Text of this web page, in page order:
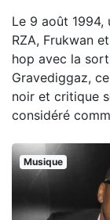
Le 9 août 1994,
RZA, Frukwan
hop avec la
Gravediggaz,
noir et critique
considéré
Musique